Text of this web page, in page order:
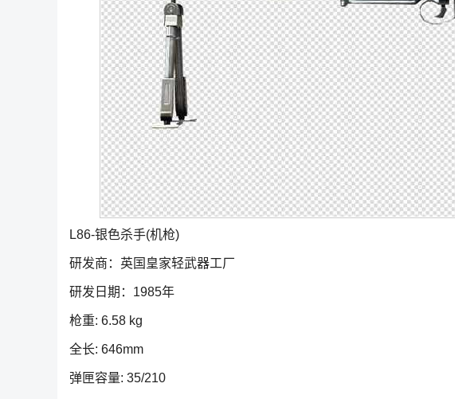
L86-银色杀手(机枪)
研发商：英国皇家轻武器工厂
研发日期：1985年
枪重: 6.58 kg
全长: 646mm
弹匣容量: 35/210